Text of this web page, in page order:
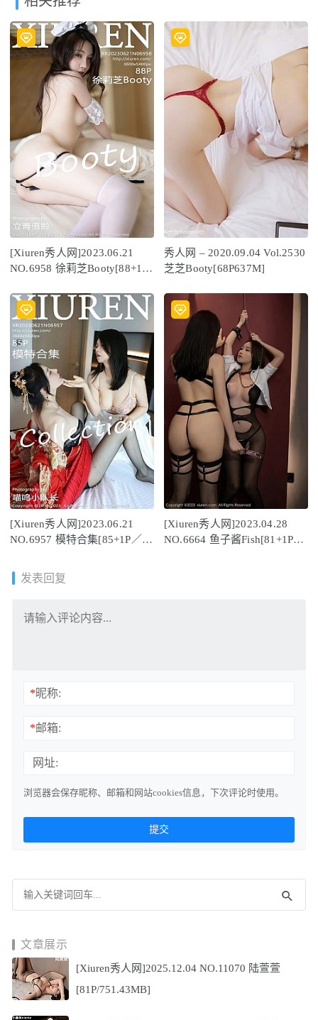
[Xiuren秀人网]2023.06.21
NO.6958 徐莉芝Booty[88+1P
秀人网 – 2020.09.04 Vol.2530
芝芝Booty[68P637M]
[Xiuren秀人网]2023.06.21
NO.6957 模特合集[85+1P／
[Xiuren秀人网]2023.04.28
NO.6664 鱼子酱Fish[81+1P／
发表回复
*昵称:
*邮箱:
网址:
浏览器会保存昵称、邮箱和网站cookies信息，下次评论时使用。
文章展示
[Xiuren秀人网]2025.12.04 NO.11070 陆萱萱
[81P/751.43MB]